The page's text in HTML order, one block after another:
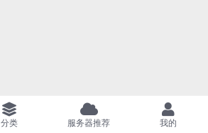
分类 服务器推荐 我的